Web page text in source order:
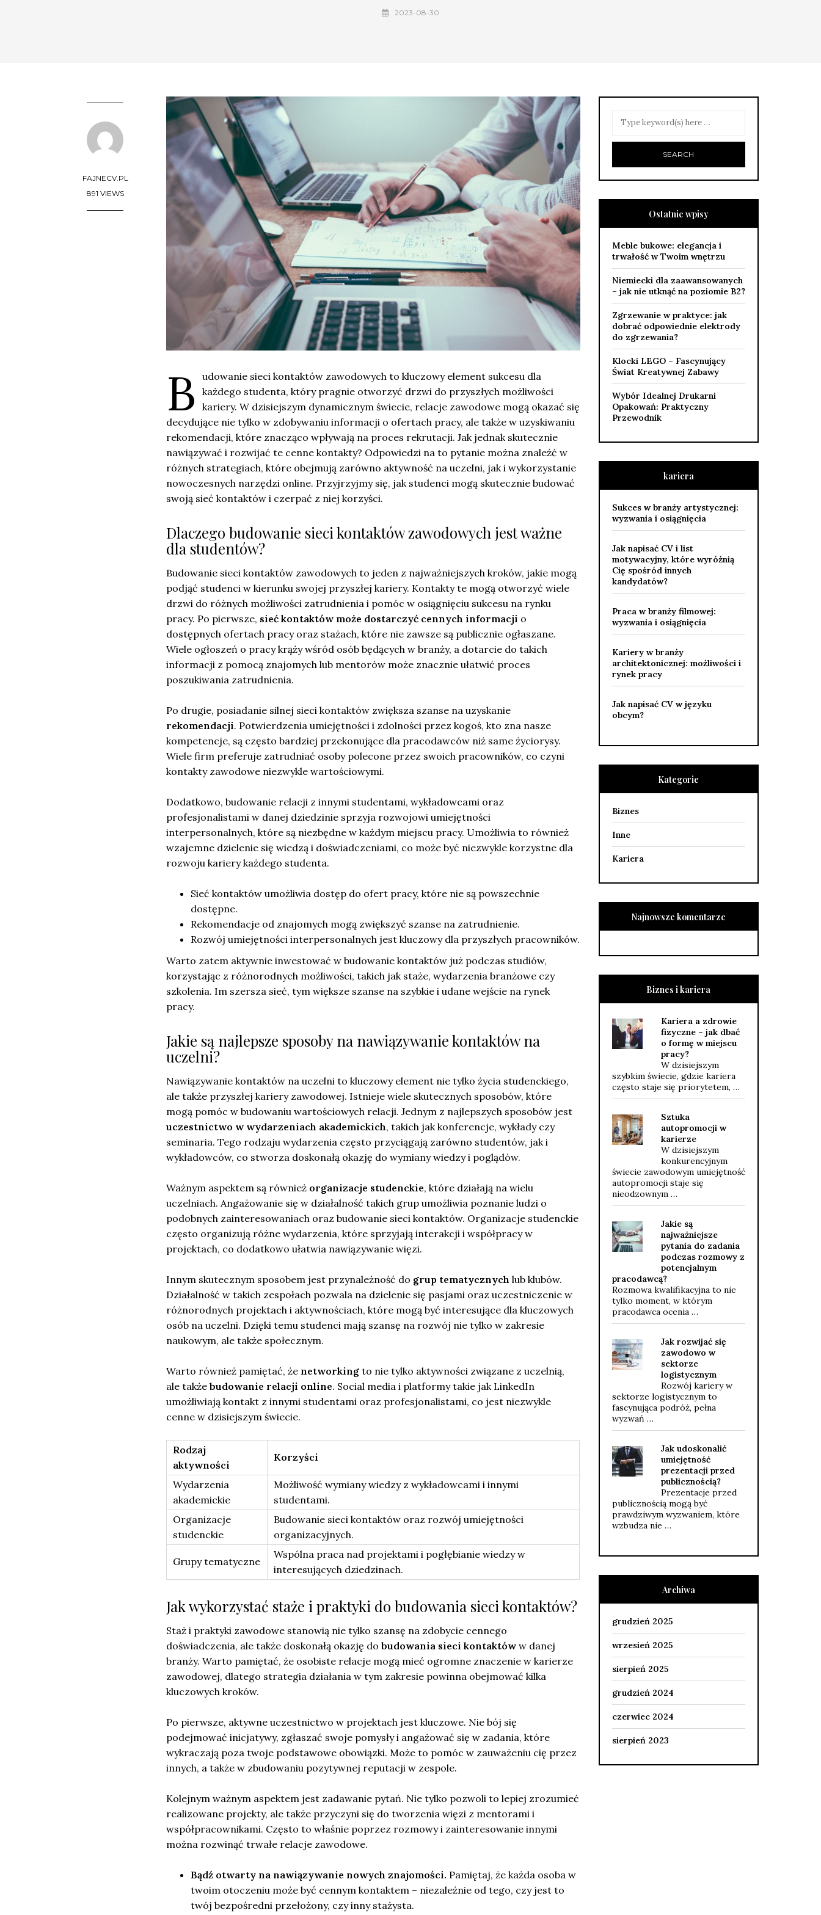
2023-08-30
FAJNECV.PL
891 VIEWS
B
udowanie sieci kontaktów zawodowych to kluczowy element sukcesu dla
każdego studenta, który pragnie otworzyć drzwi do przyszłych możliwości
kariery. W dzisiejszym dynamicznym świecie, relacje zawodowe mogą okazać się
decydujące nie tylko w zdobywaniu informacji o ofertach pracy, ale także w uzyskiwaniu
rekomendacji, które znacząco wpływają na proces rekrutacji. Jak jednak skutecznie
nawiązywać i rozwijać te cenne kontakty? Odpowiedzi na to pytanie można znaleźć w
różnych strategiach, które obejmują zarówno aktywność na uczelni, jak i wykorzystanie
nowoczesnych narzędzi online. Przyjrzyjmy się, jak studenci mogą skutecznie budować
swoją sieć kontaktów i czerpać z niej korzyści.
Dlaczego budowanie sieci kontaktów zawodowych jest ważne
dla studentów?
Budowanie sieci kontaktów zawodowych to jeden z najważniejszych kroków, jakie mogą
podjąć studenci w kierunku swojej przyszłej kariery. Kontakty te mogą otworzyć wiele
drzwi do różnych możliwości zatrudnienia i pomóc w osiągnięciu sukcesu na rynku
pracy. Po pierwsze, sieć kontaktów może dostarczyć cennych informacji o
dostępnych ofertach pracy oraz stażach, które nie zawsze są publicznie ogłaszane.
Wiele ogłoszeń o pracy krąży wśród osób będących w branży, a dotarcie do takich
informacji z pomocą znajomych lub mentorów może znacznie ułatwić proces
poszukiwania zatrudnienia.
Po drugie, posiadanie silnej sieci kontaktów zwiększa szanse na uzyskanie
rekomendacji. Potwierdzenia umiejętności i zdolności przez kogoś, kto zna nasze
kompetencje, są często bardziej przekonujące dla pracodawców niż same życiorysy.
Wiele firm preferuje zatrudniać osoby polecone przez swoich pracowników, co czyni
kontakty zawodowe niezwykle wartościowymi.
Dodatkowo, budowanie relacji z innymi studentami, wykładowcami oraz
profesjonalistami w danej dziedzinie sprzyja rozwojowi umiejętności
interpersonalnych, które są niezbędne w każdym miejscu pracy. Umożliwia to również
wzajemne dzielenie się wiedzą i doświadczeniami, co może być niezwykle korzystne dla
rozwoju kariery każdego studenta.
Sieć kontaktów umożliwia dostęp do ofert pracy, które nie są powszechnie
dostępne.
Rekomendacje od znajomych mogą zwiększyć szanse na zatrudnienie.
Rozwój umiejętności interpersonalnych jest kluczowy dla przyszłych pracowników.
Warto zatem aktywnie inwestować w budowanie kontaktów już podczas studiów,
korzystając z różnorodnych możliwości, takich jak staże, wydarzenia branżowe czy
szkolenia. Im szersza sieć, tym większe szanse na szybkie i udane wejście na rynek
pracy.
Jakie są najlepsze sposoby na nawiązywanie kontaktów na
uczelni?
Nawiązywanie kontaktów na uczelni to kluczowy element nie tylko życia studenckiego,
ale także przyszłej kariery zawodowej. Istnieje wiele skutecznych sposobów, które
mogą pomóc w budowaniu wartościowych relacji. Jednym z najlepszych sposobów jest
uczestnictwo w wydarzeniach akademickich, takich jak konferencje, wykłady czy
seminaria. Tego rodzaju wydarzenia często przyciągają zarówno studentów, jak i
wykładowców, co stworza doskonałą okazję do wymiany wiedzy i poglądów.
Ważnym aspektem są również organizacje studenckie, które działają na wielu
uczelniach. Angażowanie się w działalność takich grup umożliwia poznanie ludzi o
podobnych zainteresowaniach oraz budowanie sieci kontaktów. Organizacje studenckie
często organizują różne wydarzenia, które sprzyjają interakcji i współpracy w
projektach, co dodatkowo ułatwia nawiązywanie więzi.
Innym skutecznym sposobem jest przynależność do grup tematycznych lub klubów.
Działalność w takich zespołach pozwala na dzielenie się pasjami oraz uczestniczenie w
różnorodnych projektach i aktywnościach, które mogą być interesujące dla kluczowych
osób na uczelni. Dzięki temu studenci mają szansę na rozwój nie tylko w zakresie
naukowym, ale także społecznym.
Warto również pamiętać, że networking to nie tylko aktywności związane z uczelnią,
ale także budowanie relacji online. Social media i platformy takie jak LinkedIn
umożliwiają kontakt z innymi studentami oraz profesjonalistami, co jest niezwykle
cenne w dzisiejszym świecie.
Rodzaj
aktywności
Korzyści
Wydarzenia
akademickie
Możliwość wymiany wiedzy z wykładowcami i innymi
studentami.
Organizacje
studenckie
Budowanie sieci kontaktów oraz rozwój umiejętności
organizacyjnych.
Grupy tematyczne
Wspólna praca nad projektami i pogłębianie wiedzy w
interesujących dziedzinach.
Jak wykorzystać staże i praktyki do budowania sieci kontaktów?
Staż i praktyki zawodowe stanowią nie tylko szansę na zdobycie cennego
doświadczenia, ale także doskonałą okazję do budowania sieci kontaktów w danej
branży. Warto pamiętać, że osobiste relacje mogą mieć ogromne znaczenie w karierze
zawodowej, dlatego strategia działania w tym zakresie powinna obejmować kilka
kluczowych kroków.
Po pierwsze, aktywne uczestnictwo w projektach jest kluczowe. Nie bój się
podejmować inicjatywy, zgłaszać swoje pomysły i angażować się w zadania, które
wykraczają poza twoje podstawowe obowiązki. Może to pomóc w zauważeniu cię przez
innych, a także w zbudowaniu pozytywnej reputacji w zespole.
Kolejnym ważnym aspektem jest zadawanie pytań. Nie tylko pozwoli to lepiej zrozumieć
realizowane projekty, ale także przyczyni się do tworzenia więzi z mentorami i
współpracownikami. Często to właśnie poprzez rozmowy i zainteresowanie innymi
można rozwinąć trwałe relacje zawodowe.
Bądź otwarty na nawiązywanie nowych znajomości. Pamiętaj, że każda osoba w
twoim otoczeniu może być cennym kontaktem – niezależnie od tego, czy jest to
twój bezpośredni przełożony, czy inny stażysta.
Ostatnie wpisy
Meble bukowe: elegancja i
trwałość w Twoim wnętrzu
Niemiecki dla zaawansowanych
– jak nie utknąć na poziomie B2?
Zgrzewanie w praktyce: jak
dobrać odpowiednie elektrody
do zgrzewania?
Klocki LEGO – Fascynujący
Świat Kreatywnej Zabawy
Wybór Idealnej Drukarni
Opakowań: Praktyczny
Przewodnik
kariera
Sukces w branży artystycznej:
wyzwania i osiągnięcia
Jak napisać CV i list
motywacyjny, które wyróżnią
Cię spośród innych
kandydatów?
Praca w branży filmowej:
wyzwania i osiągnięcia
Kariery w branży
architektonicznej: możliwości i
rynek pracy
Jak napisać CV w języku
obcym?
Kategorie
Biznes
Inne
Kariera
Najnowsze komentarze
Biznes i kariera
Kariera a zdrowie
fizyczne – jak dbać
o formę w miejscu
pracy?
W dzisiejszym
szybkim świecie, gdzie kariera
często staje się priorytetem, …
Sztuka
autopromocji w
karierze
W dzisiejszym
konkurencyjnym
świecie zawodowym umiejętność
autopromocji staje się
nieodzownym …
Jakie są
najważniejsze
pytania do zadania
podczas rozmowy z
potencjalnym
pracodawcą?
Rozmowa kwalifikacyjna to nie
tylko moment, w którym
pracodawca ocenia …
Jak rozwijać się
zawodowo w
sektorze
logistycznym
Rozwój kariery w
sektorze logistycznym to
fascynująca podróż, pełna
wyzwań …
Jak udoskonalić
umiejętność
prezentacji przed
publicznością?
Prezentacje przed
publicznością mogą być
prawdziwym wyzwaniem, które
wzbudza nie …
Archiwa
grudzień 2025
wrzesień 2025
sierpień 2025
grudzień 2024
czerwiec 2024
sierpień 2023